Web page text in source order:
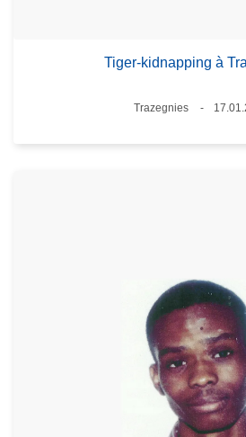
Tiger-kidnapping à
Standort
Trazegnies